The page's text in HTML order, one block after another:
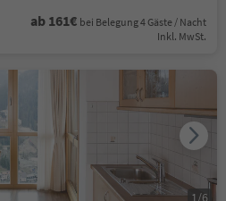
ab 161€ bei Belegung 4 Gäste / Nacht
Inkl. MwSt.
1/6